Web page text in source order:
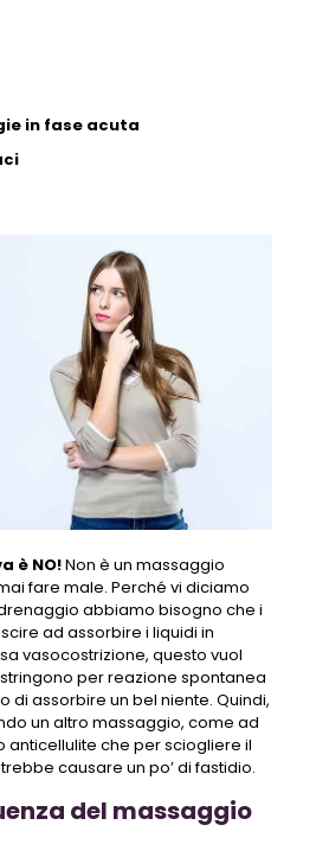
in fase acuta
è NO!Non è un massaggio
fare male. Perché vi diciamo
abbiamo bisogno che i
ad assorbire i liquidi in
vasocostrizione, questo vuol
per reazione spontanea
di assorbire un bel niente. Quindi,
un altro massaggio, come ad
anticellulite che per sciogliere il
causare un po’ di fastidio.
del massaggio